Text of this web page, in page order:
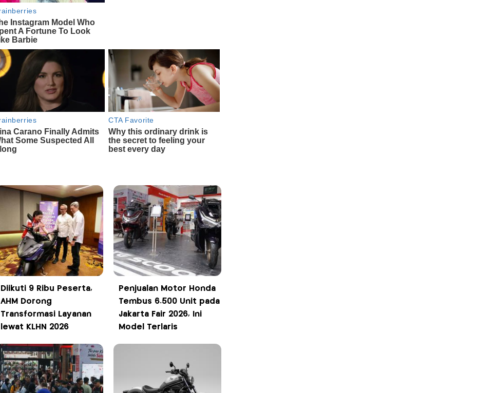
Diikuti 9 Ribu Peserta,
AHM Dorong
Transformasi Layanan
lewat KLHN 2026
Penjualan Motor Honda
Tembus 6.500 Unit pada
Jakarta Fair 2026, Ini
Model Terlaris